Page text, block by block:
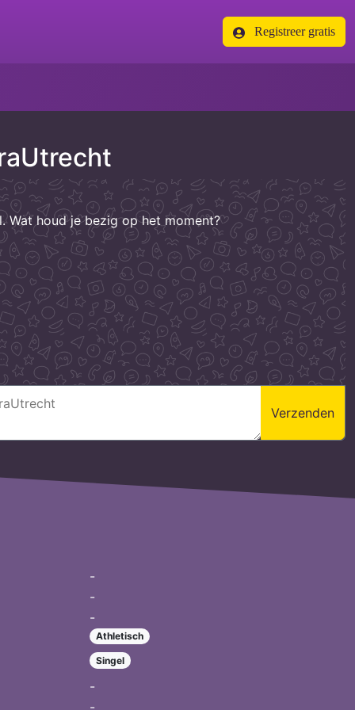
Registreer gratis
Wat houd je bezig op het moment?
Verzenden
-
-
-
Athletisch
Singel
-
-